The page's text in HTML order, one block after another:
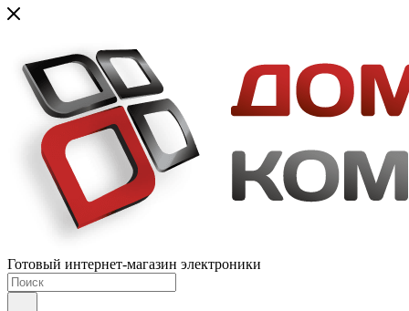
Готовый интернет-магазин электроники